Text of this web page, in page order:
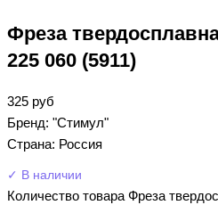
Фреза
225 060 (5911)
325 руб
Бренд: "Стимул"
Страна: Россия
✓ В наличии
Количество товара Фреза